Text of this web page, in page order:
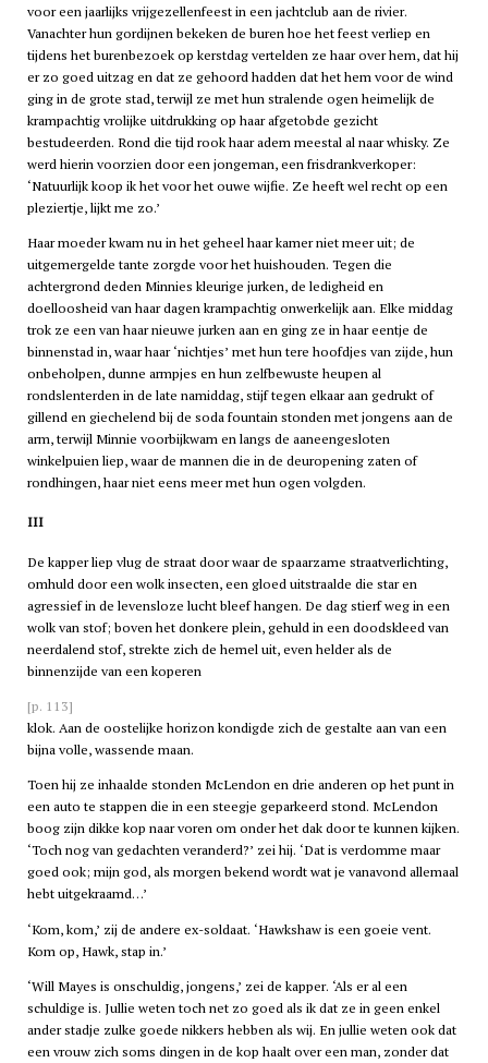
voor een jaarlijks vrijgezellenfeest in een jachtclub aan de rivier.
Vanachter hun gordijnen bekeken de buren hoe het feest verliep en
tijdens het burenbezoek op kerstdag vertelden ze haar over hem, dat hij
er zo goed uitzag en dat ze gehoord hadden dat het hem voor de wind
ging in de grote stad, terwijl ze met hun stralende ogen heimelijk de
krampachtig vrolijke uitdrukking op haar afgetobde gezicht
bestudeerden. Rond die tijd rook haar adem meestal al naar whisky. Ze
werd hierin voorzien door een jongeman, een frisdrankverkoper:
‘Natuurlijk koop ik het voor het ouwe wijfie. Ze heeft wel recht op een
pleziertje, lijkt me zo.’
Haar moeder kwam nu in het geheel haar kamer niet meer uit; de
uitgemergelde tante zorgde voor het huishouden. Tegen die
achtergrond deden Minnies kleurige jurken, de ledigheid en
doelloosheid van haar dagen krampachtig onwerkelijk aan. Elke middag
trok ze een van haar nieuwe jurken aan en ging ze in haar eentje de
binnenstad in, waar haar ‘nichtjes’ met hun tere hoofdjes van zijde, hun
onbeholpen, dunne armpjes en hun zelfbewuste heupen al
rondslenterden in de late namiddag, stijf tegen elkaar aan gedrukt of
gillend en giechelend bij de soda fountain stonden met jongens aan de
arm, terwijl Minnie voorbijkwam en langs de aaneengesloten
winkelpuien liep, waar de mannen die in de deuropening zaten of
rondhingen, haar niet eens meer met hun ogen volgden.
III
De kapper liep vlug de straat door waar de spaarzame straatverlichting,
omhuld door een wolk insecten, een gloed uitstraalde die star en
agressief in de levensloze lucht bleef hangen. De dag stierf weg in een
wolk van stof; boven het donkere plein, gehuld in een doodskleed van
neerdalend stof, strekte zich de hemel uit, even helder als de
binnenzijde van een koperen
[p. 113]
klok. Aan de oostelijke horizon kondigde zich de gestalte aan van een
bijna volle, wassende maan.
Toen hij ze inhaalde stonden McLendon en drie anderen op het punt in
een auto te stappen die in een steegje geparkeerd stond. McLendon
boog zijn dikke kop naar voren om onder het dak door te kunnen kijken.
‘Toch nog van gedachten veranderd?’ zei hij. ‘Dat is verdomme maar
goed ook; mijn god, als morgen bekend wordt wat je vanavond allemaal
hebt uitgekraamd…’
‘Kom, kom,’ zij de andere ex-soldaat. ‘Hawkshaw is een goeie vent.
Kom op, Hawk, stap in.’
‘Will Mayes is onschuldig, jongens,’ zei de kapper. ‘Als er al een
schuldige is. Jullie weten toch net zo goed als ik dat ze in geen enkel
ander stadje zulke goede nikkers hebben als wij. En jullie weten ook dat
een vrouw zich soms dingen in de kop haalt over een man, zonder dat